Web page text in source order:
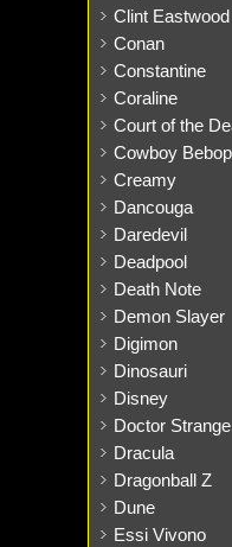
Clint Eastwood
Conan
Constantine
Coraline
Court of the
Cowboy Bebop
Creamy
Dancouga
Daredevil
Deadpool
Death Note
Demon Slayer
Digimon
Dinosauri
Disney
Doctor Strange
Dracula
Dragonball Z
Dune
Essi Vivono